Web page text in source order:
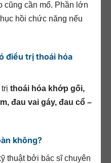
cũng cần mổ. Phần lớn
hồi chức năng nếu
điều trị thoái hóa
thoái hóa khớp gối,
đau vai gáy, đau cổ –
không?
thuật bởi bác sĩ chuyên